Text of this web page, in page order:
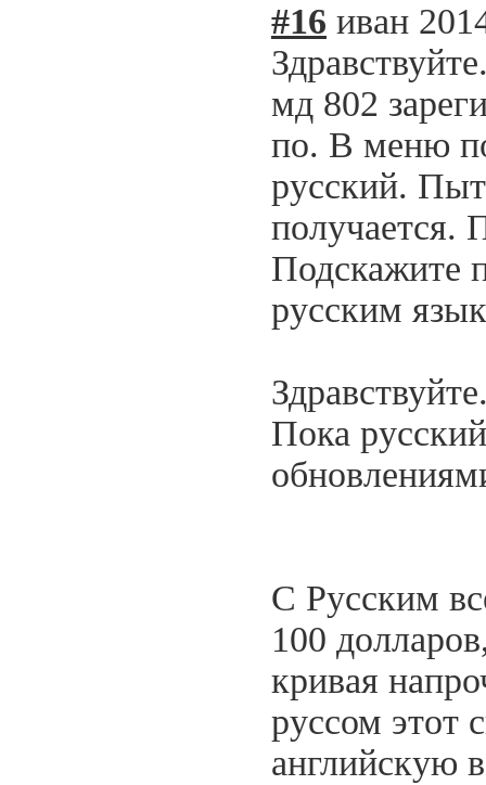
#16 иван
мд 802
по. В меню
русский.
получается.
Подскажите
русским
Пока
С Русским
100
кривая
руссом этот
английскую